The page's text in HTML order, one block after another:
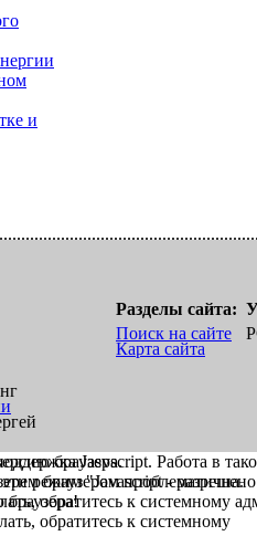
и
Разделы сайта:
Поиск на сайте
Карта сайта
Jasvscript. Работа в
режим "Javascript -
обратитесь к системному
браузера.
браузером проблематична.
обратитесь к системному